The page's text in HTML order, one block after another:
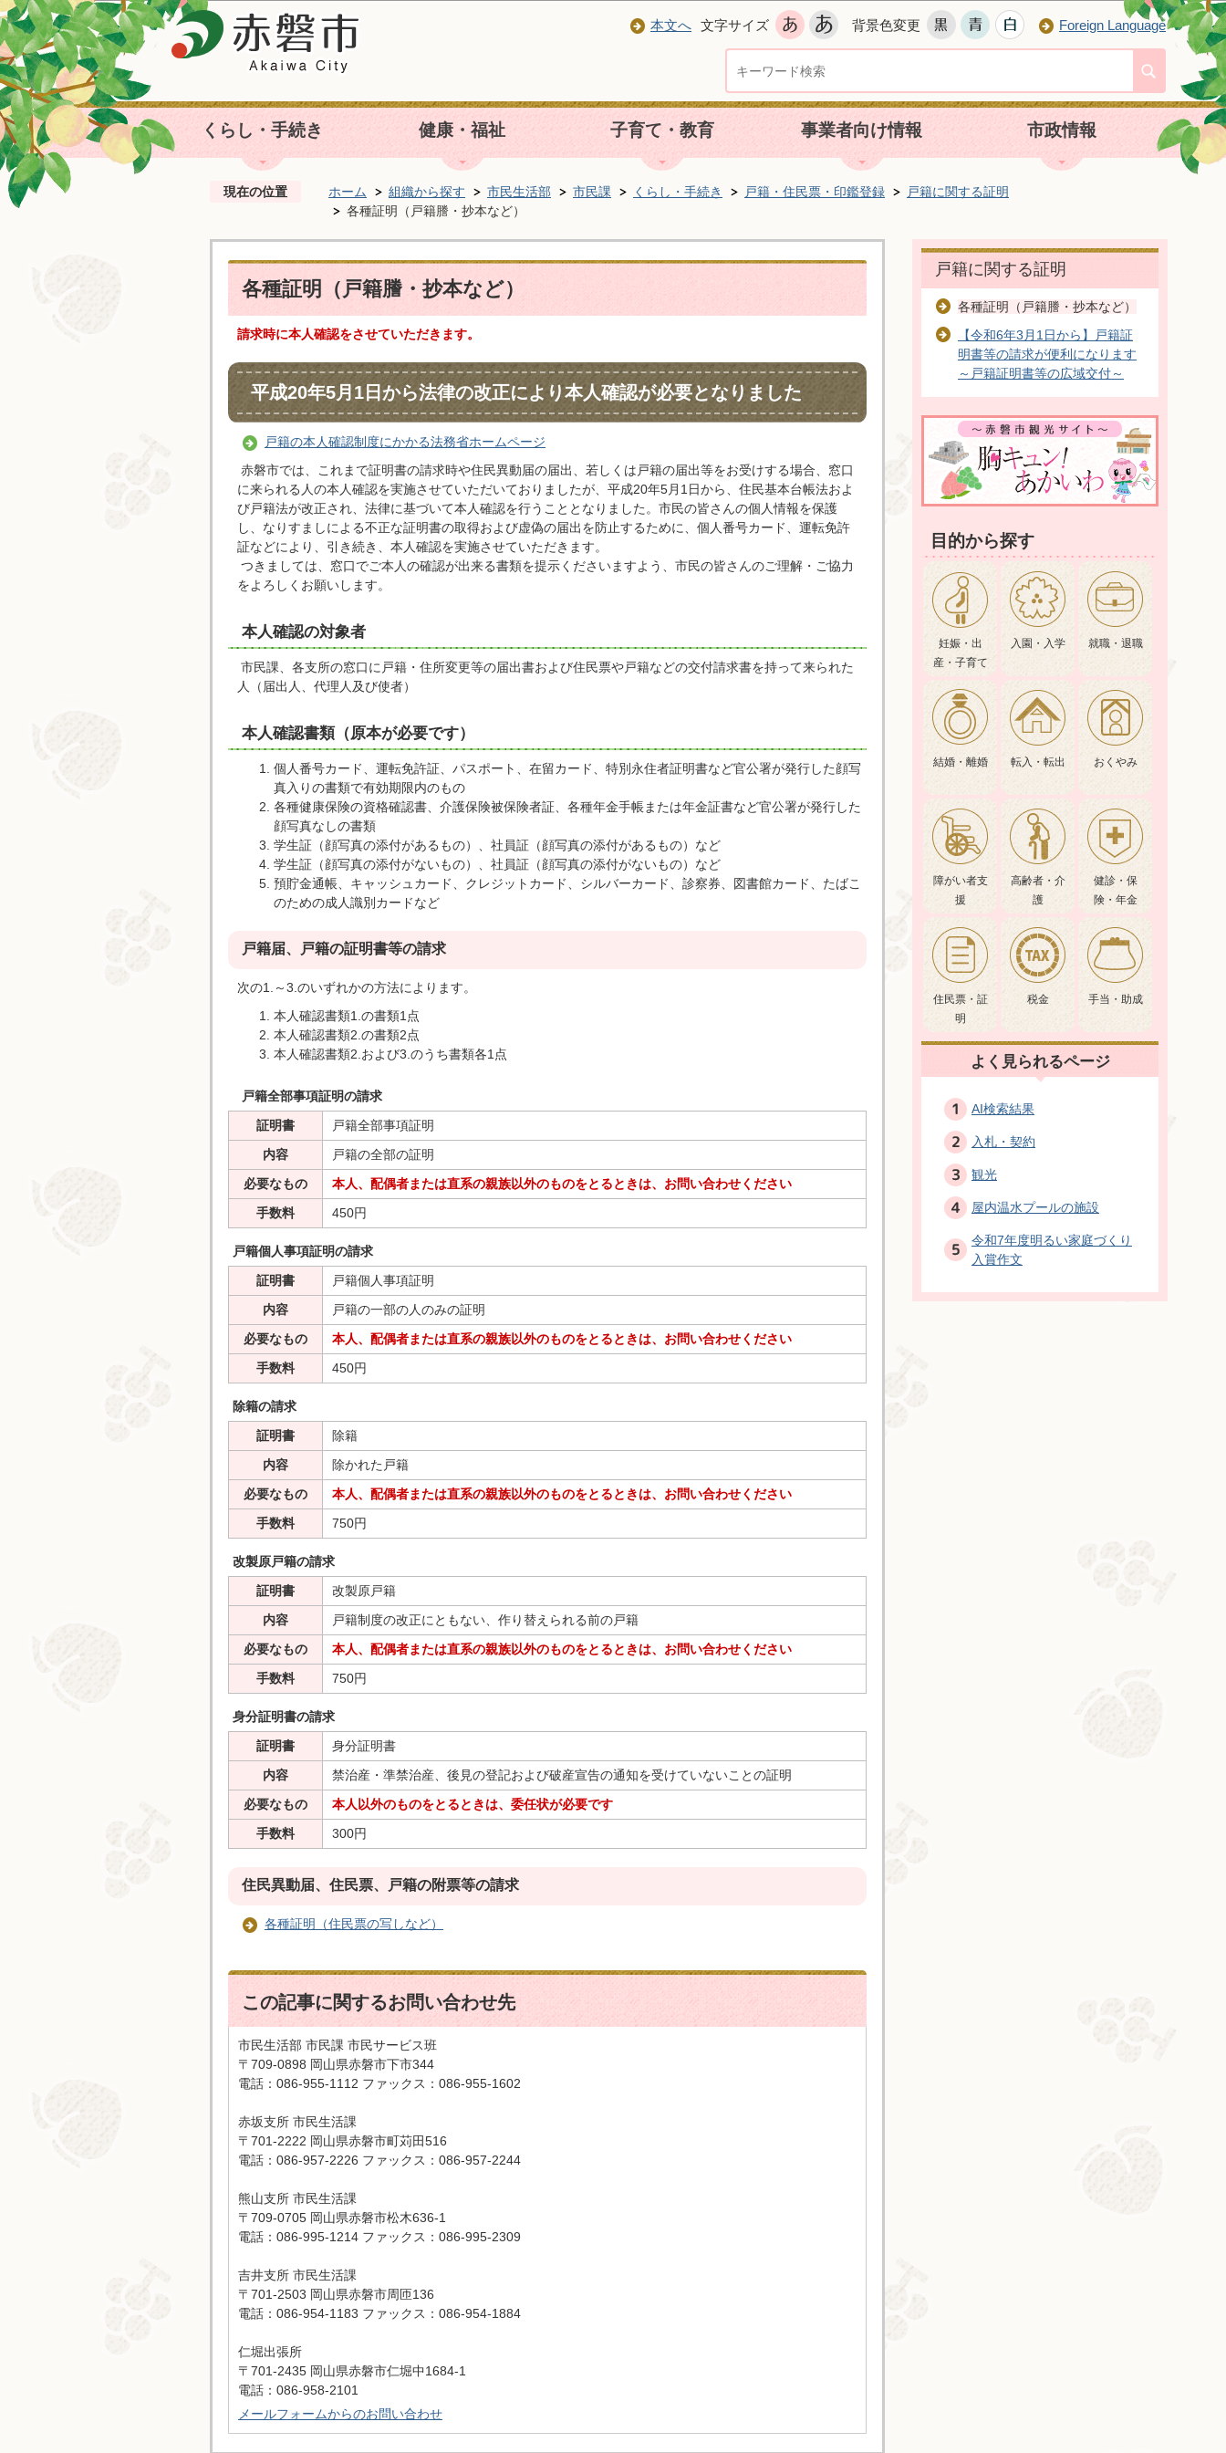
本文へ 文字サイズ 背景色変更 Foreign Language
くらし・手続き 健康・福祉 子育て・教育 事業者向け情報 市政情報
現在の位置 ホーム 組織から探す 市民生活部 市民課 くらし・手続き 戸籍・住民票・印鑑登録
戸籍に関する証明
各種証明（戸籍謄・抄本など）
各種証明（戸籍謄・抄本など）
請求時に本人確認をさせていただきます。
平成20年5月1日から法律の改正により本人確認が必要となりました
戸籍の本人確認制度にかかる法務省ホームページ
赤磐市では、これまで証明書の請求時や住民異動届の届出、若しくは戸籍の届出等をお受けする場合、窓口
に来られる人の本人確認を実施させていただいておりましたが、平成20年5月1日から、住民基本台帳法およ
び戸籍法が改正され、法律に基づいて本人確認を行うこととなりました。市民の皆さんの個人情報を保護
し、なりすましによる不正な証明書の取得および虚偽の届出を防止するために、個人番号カード、運転免許
証などにより、引き続き、本人確認を実施させていただきます。
つきましては、窓口でご本人の確認が出来る書類を提示くださいますよう、市民の皆さんのご理解・ご協力
をよろしくお願いします。
本人確認の対象者
市民課、各支所の窓口に戸籍・住所変更等の届出書および住民票や戸籍などの交付請求書を持って来られた
人（届出人、代理人及び使者）
本人確認書類（原本が必要です）
個人番号カード、運転免許証、パスポート、在留カード、特別永住者証明書など官公署が発行した顔写
真入りの書類で有効期限内のもの
各種健康保険の資格確認書、介護保険被保険者証、各種年金手帳または年金証書など官公署が発行した
顔写真なしの書類
学生証（顔写真の添付があるもの）、社員証（顔写真の添付があるもの）など
学生証（顔写真の添付がないもの）、社員証（顔写真の添付がないもの）など
預貯金通帳、キャッシュカード、クレジットカード、シルバーカード、診察券、図書館カード、たばこ
のための成人識別カードなど
戸籍届、戸籍の証明書等の請求
次の1.～3.のいずれかの方法によります。
本人確認書類1.の書類1点
本人確認書類2.の書類2点
本人確認書類2.および3.のうち書類各1点
戸籍全部事項証明の請求
証明書
戸籍全部事項証明
内容
戸籍の全部の証明
必要なもの
本人、配偶者または直系の親族以外のものをとるときは、お問い合わせください
手数料
450円
戸籍個人事項証明の請求
証明書
戸籍個人事項証明
内容
戸籍の一部の人のみの証明
必要なもの
本人、配偶者または直系の親族以外のものをとるときは、お問い合わせください
手数料
450円
除籍の請求
証明書
除籍
内容
除かれた戸籍
必要なもの
本人、配偶者または直系の親族以外のものをとるときは、お問い合わせください
手数料
750円
改製原戸籍の請求
証明書
改製原戸籍
内容
戸籍制度の改正にともない、作り替えられる前の戸籍
必要なもの
本人、配偶者または直系の親族以外のものをとるときは、お問い合わせください
手数料
750円
身分証明書の請求
証明書
身分証明書
内容
禁治産・準禁治産、後見の登記および破産宣告の通知を受けていないことの証明
必要なもの
本人以外のものをとるときは、委任状が必要です
手数料
300円
住民異動届、住民票、戸籍の附票等の請求
各種証明（住民票の写しなど）
この記事に関するお問い合わせ先
市民生活部 市民課 市民サービス班
〒709-0898 岡山県赤磐市下市344
電話：086-955-1112 ファックス：086-955-1602
赤坂支所 市民生活課
〒701-2222 岡山県赤磐市町苅田516
電話：086-957-2226 ファックス：086-957-2244
熊山支所 市民生活課
〒709-0705 岡山県赤磐市松木636-1
電話：086-995-1214 ファックス：086-995-2309
吉井支所 市民生活課
〒701-2503 岡山県赤磐市周匝136
電話：086-954-1183 ファックス：086-954-1884
仁堀出張所
〒701-2435 岡山県赤磐市仁堀中1684-1
電話：086-958-2101
メールフォームからのお問い合わせ
戸籍に関する証明
各種証明（戸籍謄・抄本など）
【令和6年3月1日から】戸籍証
明書等の請求が便利になります
～戸籍証明書等の広域交付～
目的から探す
妊娠・出
産・子育て
入園・入学 就職・退職
結婚・離婚 転入・転出 おくやみ
障がい者支
援
高齢者・介
護
健診・保
険・年金
住民票・証
明
税金 手当・助成
よく見られるページ
AI検索結果
入札・契約
観光
屋内温水プールの施設
令和7年度明るい家庭づくり
入賞作文